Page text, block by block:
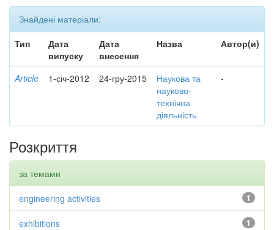
Знайдені матеріали:
Тип
Дата
випуску
Дата
внесення
Назва Автор(и)
Article 1-січ-2012 24-гру-2015
Наукова та
науково-
технічна
діяльність
-
Розкриття
за темами
1
engineering activities
1
exhibitions